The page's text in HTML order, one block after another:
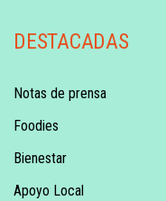
DESTACADAS
Notas de prensa
Foodies
Bienestar
Apoyo Local